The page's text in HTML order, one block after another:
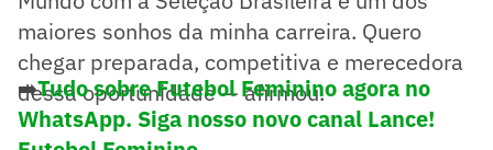
maiores sonhos da minha carreira. Quero
chegar preparada, competitiva e merecedora
dessa oportunidade — afirmou.
➡️Tudo sobre Futebol Feminino agora no
WhatsApp. Siga nosso novo canal Lance!